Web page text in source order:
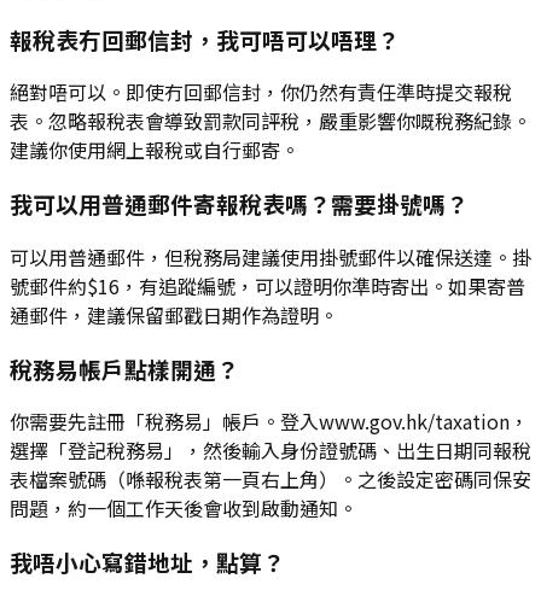
報稅表冇回郵信封，我可唔可以唔理？
絕對唔可以。即使冇回郵信封，你仍然有責任準時提交報稅
表。忽略報稅表會導致罰款同評稅，嚴重影響你嘅稅務紀錄。
建議你使用網上報稅或自行郵寄。
我可以用普通郵件寄報稅表嗎？需要掛號嗎？
可以用普通郵件，但稅務局建議使用掛號郵件以確保送達。掛
號郵件約$16，有追蹤編號，可以證明你準時寄出。如果寄普
通郵件，建議保留郵戳日期作為證明。
稅務易帳戶點樣開通？
你需要先註冊「稅務易」帳戶。登入www.gov.hk/taxation，
選擇「登記稅務易」，然後輸入身份證號碼、出生日期同報稅
表檔案號碼（喺報稅表第一頁右上角）。之後設定密碼同保安
問題，約一個工作天後會收到啟動通知。
我唔小心寫錯地址，點算？